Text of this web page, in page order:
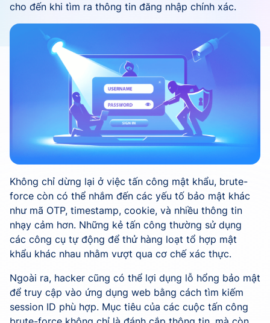
cho đến khi tìm ra thông tin đăng nhập chính xác.
Không chỉ dừng lại ở việc tấn công mật khẩu, brute-
force còn có thể nhắm đến các yếu tố bảo mật khác
như mã OTP, timestamp, cookie, và nhiều thông tin
nhạy cảm hơn. Những kẻ tấn công thường sử dụng
các công cụ tự động để thử hàng loạt tổ hợp mật
khẩu khác nhau nhằm vượt qua cơ chế xác thực.
Ngoài ra, hacker cũng có thể lợi dụng lỗ hổng bảo mật
để truy cập vào ứng dụng web bằng cách tìm kiếm
session ID phù hợp. Mục tiêu của các cuộc tấn công